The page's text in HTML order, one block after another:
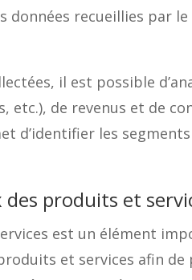
données recueillies par
il est possible
etc.), de revenus et de
d’identifier les
produits et
est un élément
et services afin